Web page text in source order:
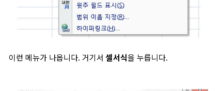
이런 메뉴가 나옵니다. 거기서 셀서식을 누릅니다.